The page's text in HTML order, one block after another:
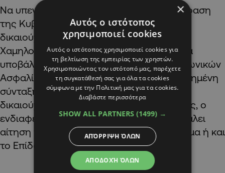
Να υπενθυμίσουμε πως με βάση την απόφαση
της Κυβέρνησης, για να καταστεί κάποιος
δικαιούχος του Επιδόματος
Χαμηλοσυνταξιούχου, θα πρέπει πρώτα να
υποβάλλει αρχικά αίτηση στο Ταμείο Κοινωνικών
Ασφαλίσεων για να λαμβάνει τη θεσμοθετημένη
σύνταξη. Ακολούθως, εφόσον καταστεί
δικαιούχος της θεσμοθετημένης σύνταξης, ο
ενδιαφερόμενος πολίτης μπορεί να υποβάλει
αίτηση για το Ελάχιστο Εγγυημένο Εισόδημα ή και
το Επίδομα Χαμηλοσυνταξιούχου.
×
Αυτός ο ιστότοπος
χρησιμοποιεί cookies
Αυτός ο ιστότοπος χρησιμοποιεί cookies για
τη βελτίωση της εμπειρίας των χρηστών.
Χρησιμοποιώντας τον ιστότοπό μας, παρέχετε
τη συγκατάθεσή σας για όλα τα cookies
σύμφωνα με την Πολιτική μας για τα cookies.
Διαβάστε περισσότερα
SHOW ALL PARTNERS (1499) →
ΑΠΟΔΟΧΉ ΌΛΩΝ
ΑΠΌΡΡΙΨΗ ΌΛΩΝ